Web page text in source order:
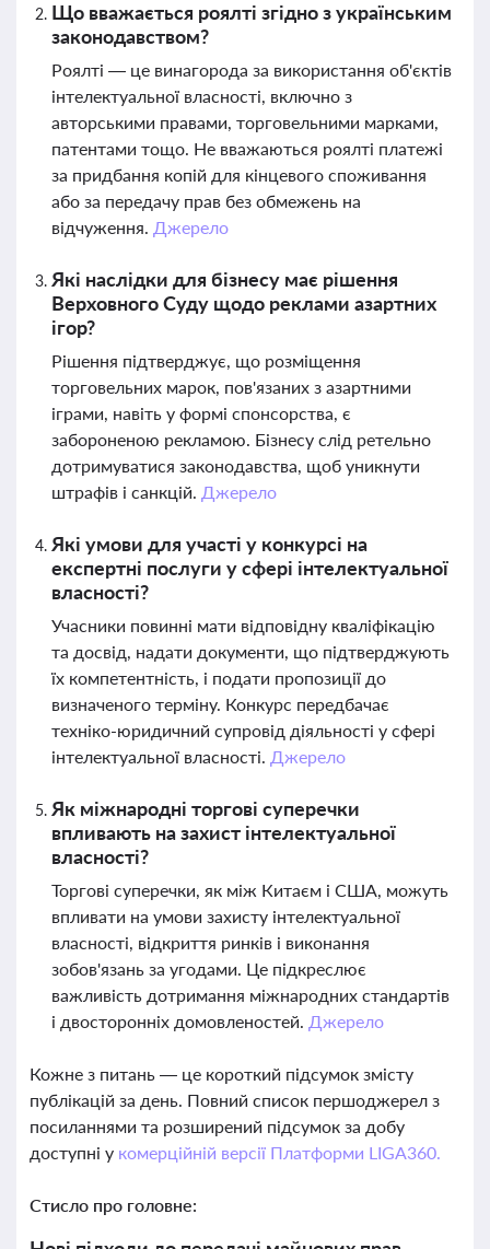
Що вважається роялті згідно з українським
законодавством?
Роялті — це винагорода за використання об'єктів
інтелектуальної власності, включно з
авторськими правами, торговельними марками,
патентами тощо. Не вважаються роялті платежі
за придбання копій для кінцевого споживання
або за передачу прав без обмежень на
відчуження. Джерело
Які наслідки для бізнесу має рішення
Верховного Суду щодо реклами азартних
ігор?
Рішення підтверджує, що розміщення
торговельних марок, пов'язаних з азартними
іграми, навіть у формі спонсорства, є
забороненою рекламою. Бізнесу слід ретельно
дотримуватися законодавства, щоб уникнути
штрафів і санкцій. Джерело
Які умови для участі у конкурсі на
експертні послуги у сфері інтелектуальної
власності?
Учасники повинні мати відповідну кваліфікацію
та досвід, надати документи, що підтверджують
їх компетентність, і подати пропозиції до
визначеного терміну. Конкурс передбачає
техніко-юридичний супровід діяльності у сфері
інтелектуальної власності. Джерело
Як міжнародні торгові суперечки
впливають на захист інтелектуальної
власності?
Торгові суперечки, як між Китаєм і США, можуть
впливати на умови захисту інтелектуальної
власності, відкриття ринків і виконання
зобов'язань за угодами. Це підкреслює
важливість дотримання міжнародних стандартів
і двосторонніх домовленостей. Джерело
Кожне з питань — це короткий підсумок змісту
публікацій за день. Повний список першоджерел з
посиланнями та розширений підсумок за добу
доступні у комерційній версії Платформи LIGA360.
Стисло про головне: